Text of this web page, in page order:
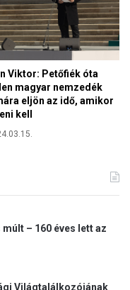
Viktor: Petőfiék óta
magyar nemzedék
eljön az idő, amikor
kell
– 160 éves lett az
Világtalálkozójának